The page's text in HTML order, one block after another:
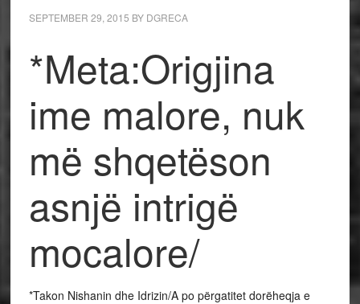
SEPTEMBER 29, 2015 BY DGRECA
*Meta:Origjina
ime malore, nuk
më shqetëson
asnjë intrigë
mocalore/
*Takon Nishanin dhe Idrizin/A po përgatitet dorëheqja e